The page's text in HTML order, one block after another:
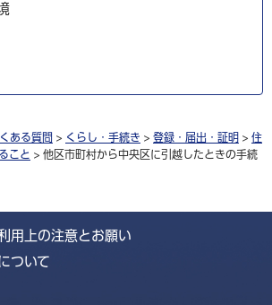
ある質問 > くらし・手続き > 登録・届出・証明 > 住
こと > 他区市町村から中央区に引越したときの手続
用上の注意とお願い
ついて